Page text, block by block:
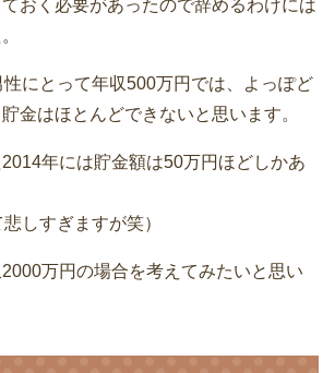
おく必要があったので辞めるわけには
にとって年収500万円では、よっぽど
金はほとんどできないと思います。
年には貯金額は50万円ほどしかあ
しすぎますが笑）
万円の場合を考えてみたいと思い